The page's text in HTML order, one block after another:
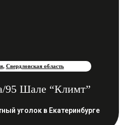
, Свердловская область
95 Шале “Климт”
уголок в Екатеринбурге